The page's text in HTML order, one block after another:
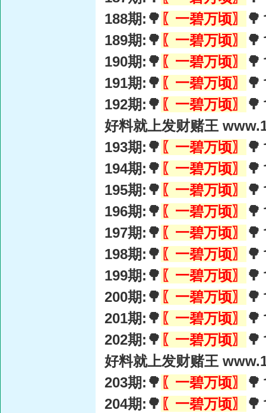
188期:🌳 〖一碧万顷〗
189期:🌳 〖一碧万顷〗
190期:🌳 〖一碧万顷〗
191期:🌳 〖一碧万顷〗
192期:🌳 〖一碧万顷〗
好料就上发财赌王
193期:🌳 〖一碧万顷〗
194期:🌳 〖一碧万顷〗
195期:🌳 〖一碧万顷〗
196期:🌳 〖一碧万顷〗
197期:🌳 〖一碧万顷〗
198期:🌳 〖一碧万顷〗
199期:🌳 〖一碧万顷〗
200期:🌳 〖一碧万顷〗
201期:🌳 〖一碧万顷〗
202期:🌳 〖一碧万顷〗
好料就上发财赌王
203期:🌳 〖一碧万顷〗
204期:🌳 〖一碧万顷〗